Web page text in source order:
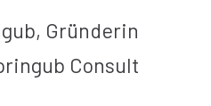
Gründerin
Consult